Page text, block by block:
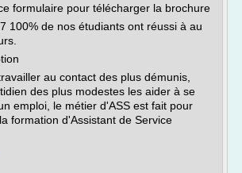
formulaire pour télécharger la brochure
100% de nos étudiants ont réussi à au
au contact des plus démunis,
des plus modestes les aider à se
emploi, le métier d'ASS est fait pour
formation d'Assistant de Service